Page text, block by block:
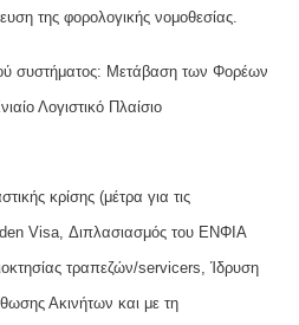
της φορολογικής νομοθεσίας.
συστήματος: Μετάβαση των Φορέων
Λογιστικό Πλαίσιο
κρίσης (μέτρα για τις
Visa, Διπλασιασμός του ΕΝΦΙΑ
τραπεζών/servicers, Ίδρυση
Ακινήτων και με τη